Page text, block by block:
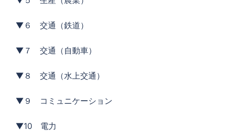
▼６ 交通（鉄道）
▼７ 交通（自動車）
▼８ 交通（水上交通）
▼９ コミュニケーション
▼10 電力